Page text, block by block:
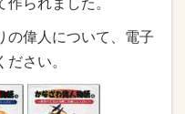
られました。
偉人について、電子
さい。